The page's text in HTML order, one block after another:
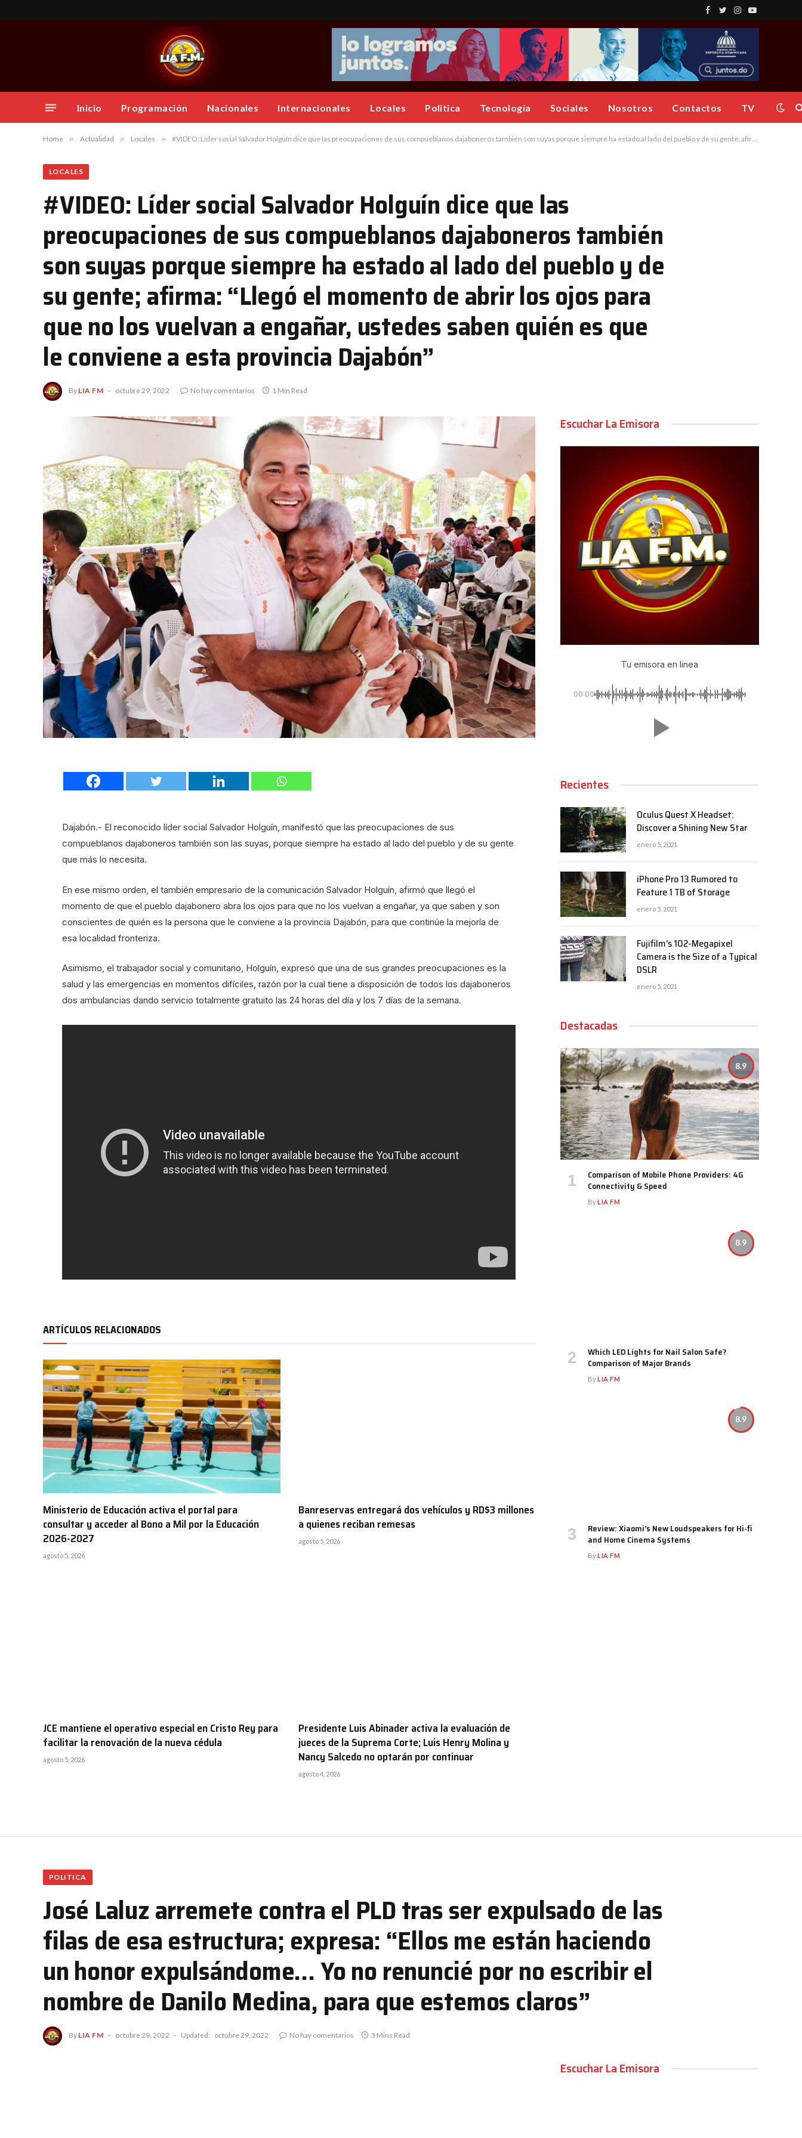
Facebook
TwitterInstagram
YouTube
Inicio Programación Nacionales Internacionales Locales Politica Tecnología Sociales Nosotros Contactos TV
Home » Actualidad » Locales » #VIDEO: Líder social Salvador Holguín dice que las preocupaciones de sus compueblanos dajaboneros también son suyas porque siempre ha estado al lado del pueblo y de su gente; afirma: “Llegó el momento de abrir los ojos para que no los vuelvan a engañar, ustedes saben quién es que le conviene a esta provincia Dajabón”
LOCALES
#VIDEO: Líder social Salvador Holguín dice que las
preocupaciones de sus compueblanos dajaboneros también
son suyas porque siempre ha estado al lado del pueblo y de
su gente; afirma: “Llegó el momento de abrir los ojos para
que no los vuelvan a engañar, ustedes saben quién es que
le conviene a esta provincia Dajabón”
By LIA FM octubre 29, 2022 No hay comentarios 1 Min Read
Dajabón.- El reconocido líder social Salvador Holguín, manifestó que las preocupaciones de sus
compueblanos dajaboneros también son las suyas, porque siempre ha estado al lado del pueblo y de su gente
que más lo necesita.
En ese mismo orden, el también empresario de la comunicación Salvador Holguín, afirmó que llegó el
momento de que el pueblo dajabonero abra los ojos para que no los vuelvan a engañar, ya que saben y son
conscientes de quién es la persona que le conviene a la provincia Dajabón, para que continúe la mejoría de
esa localidad fronteriza.
Asimismo, el trabajador social y comunitario, Holguín, expresó que una de sus grandes preocupaciones es la
salud y las emergencias en momentos difíciles, razón por la cual tiene a disposición de todos los dajaboneros
dos ambulancias dando servicio totalmente gratuito las 24 horas del día y los 7 días de la semana.
ARTÍCULOS RELACIONADOS
Ministerio de Educación activa el portal para
consultar y acceder al Bono a Mil por la Educación
2026-2027
agosto 5, 2026
Banreservas entregará dos vehículos y RD$3 millones
a quienes reciban remesas
agosto 5, 2026
JCE mantiene el operativo especial en Cristo Rey para
facilitar la renovación de la nueva cédula
agosto 5, 2026
Presidente Luis Abinader activa la evaluación de
jueces de la Suprema Corte; Luis Henry Molina y
Nancy Salcedo no optarán por continuar
agosto 4, 2026
Escuchar La Emisora
Tu emisora en linea
00:00
Recientes
Oculus Quest X Headset:
Discover a Shining New Star
enero 5, 2021
iPhone Pro 13 Rumored to
Feature 1 TB of Storage
enero 5, 2021
Fujifilm’s 102-Megapixel
Camera is the Size of a Typical
DSLR
enero 5, 2021
Destacadas
8.9
Comparison of Mobile Phone Providers: 4G
Connectivity & Speed
ByLIA FM
8.9
Which LED Lights for Nail Salon Safe?
Comparison of Major Brands
ByLIA FM
8.9
Review: Xiaomi’s New Loudspeakers for Hi-fi
and Home Cinema Systems
ByLIA FM
POLITICA
José Laluz arremete contra el PLD tras ser expulsado de las
filas de esa estructura; expresa: “Ellos me están haciendo
un honor expulsándome… Yo no renuncié por no escribir el
nombre de Danilo Medina, para que estemos claros”
By LIA FM octubre 29, 2022 Updated: octubre 29, 2022 No hay comentarios 3 Mins Read
Escuchar La Emisora